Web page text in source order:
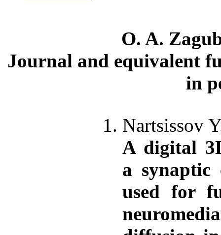
O. A.
Journal and equivalent
in
Nartsissov
A digital
a synaptic
used for